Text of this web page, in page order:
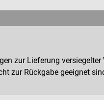
zur Lieferung versiegelter
zur Rückgabe geeignet